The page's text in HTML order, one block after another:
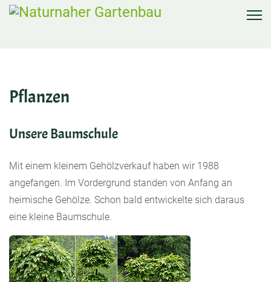
Pflanzen
Unsere Baumschule
Mit einem kleinem Gehölzverkauf haben wir 1988
angefangen. Im Vordergrund standen von Anfang an
heimische Gehölze. Schon bald entwickelte sich daraus
eine kleine Baumschule.